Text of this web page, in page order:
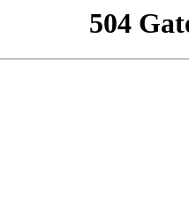
504